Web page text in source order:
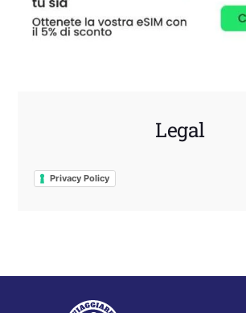
Legal
Privacy Policy